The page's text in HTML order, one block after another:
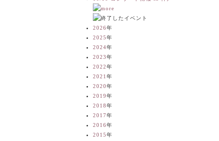
2026年
2025年
2024年
2023年
2022年
2021 年
2020年
2019年
2018年
2017年
2016年
2015年